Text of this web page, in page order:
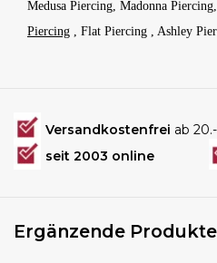
Medusa Piercing, Madonna
Piercing , Flat Piercing , Ashley
Versandkostenfrei ab
seit 2003 online
Ergänzende Produkte